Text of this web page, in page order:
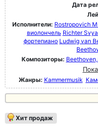
Дата
Исполнители: Rostropovich
виолончель Richter
фортепиано Ludwig van
Композиторы:
Жанры: Kammermusik
Хит продаж